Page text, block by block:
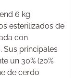
6 kg
esterilizados de
con
Sus principales
un 30% (20%
de cerdo